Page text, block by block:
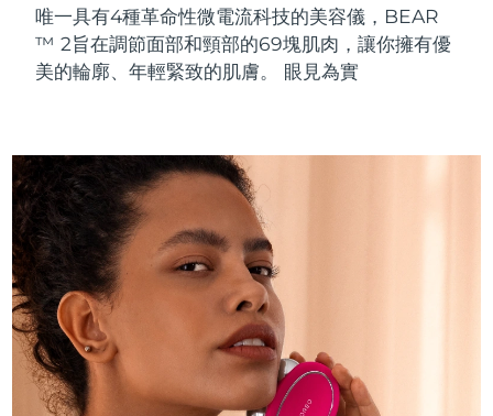
唯一具有4種革命性微電流科技的美容儀，BEAR
™ 2旨在調節面部和頸部的69塊肌肉，讓你擁有優
美的輪廓、年輕緊致的肌膚。 眼見為實
LUNA™ 4 Plus
Massage, LED heating
For men, anti-aging massage
LUNA™ 4 mini
For young skin, T-zone
LUNA™ 4 go
For travel or gym bag
BEAR™ 2 go
Microcurrent toning on-the-go
Microcurrent line smoothing device
面部提拉護理
Premium anti-aging skincare
BEAR™ 設備
All premium facelift devices
UFO™ 3 套裝
Deep facial hydration
Near-infrared and red light therapy
device
UFO™ 3 mini
Red light therapy device for young skin
UFO™ 3 go
Portable red light therapy
issa™ 4
Hybrid silicone sonic toothbrush
issa™ 4 plus
Smart hybrid silicone sonic toothbrush
issa™ 4 smile
Hybrid silicone sonic toothbrush
issa™ 4 baby
For ages 0-3
FAQ™ 抗老護理
抗老
FAQ™ 101
Clinical anti-aging
FAQ™ 102
Advanced clinical anti-aging
FAQ™ 201
LED mask
FAQ™ 202
LED mask
生髮
FAQ™ 301
LED hair strengthening scalp massager
肌膚年輕化
NEW
FAQ™ 501
Full-Spectrum Red Light Therapy
NEW
汶萊 預計送達日期15/08/2026
保加利亞 預計送達日期
智利
中國
哥倫比亞
克羅埃西亞
賽普勒斯 預計送達日期